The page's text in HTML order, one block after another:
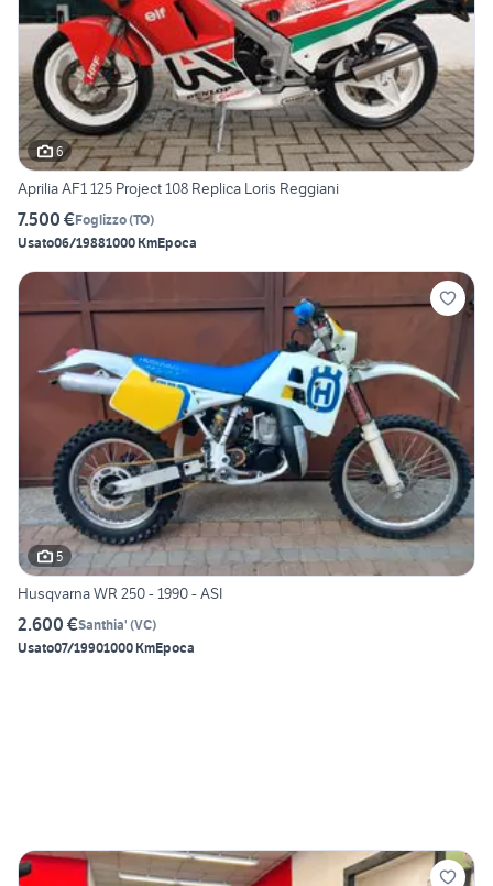
6
Aprilia AF1 125 Project 108 Replica Loris Reggiani
7.500 €Foglizzo(TO)
Usato06/19881000 KmEpoca
5
Husqvarna WR 250 - 1990 - ASI
2.600 €Santhia' (VC)
Usato07/19901000 KmEpoca